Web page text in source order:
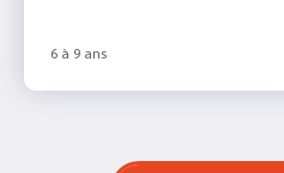
6 à 9 ans